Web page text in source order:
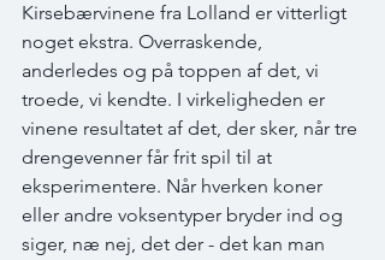
Kirsebærvinene fra Lolland er vitterligt
noget ekstra. Overraskende,
anderledes og på toppen af det, vi
troede, vi kendte. I virkeligheden er
vinene resultatet af det, der sker, når tre
drengevenner får frit spil til at
eksperimentere. Når hverken koner
eller andre voksentyper bryder ind og
siger, næ nej, det der - det kan man